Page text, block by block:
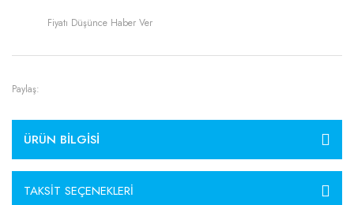
Fiyatı Düşünce Haber Ver
Paylaş:
ÜRÜN BILGISI
TAKSIT SEÇENEKLERI